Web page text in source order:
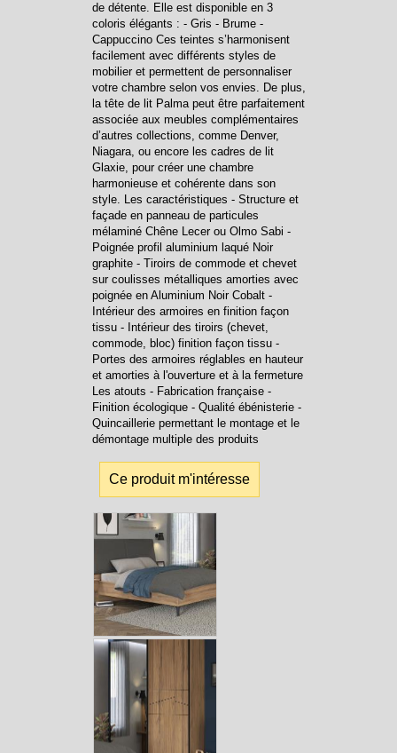
de détente. Elle est disponible en 3
coloris élégants : - Gris - Brume -
Cappuccino Ces teintes s’harmonisent
facilement avec différents styles de
mobilier et permettent de personnaliser
votre chambre selon vos envies. De plus,
la tête de lit Palma peut être parfaitement
associée aux meubles complémentaires
d’autres collections, comme Denver,
Niagara, ou encore les cadres de lit
Glaxie, pour créer une chambre
harmonieuse et cohérente dans son
style. Les caractéristiques - Structure et
façade en panneau de particules
mélaminé Chêne Lecer ou Olmo Sabi -
Poignée profil aluminium laqué Noir
graphite - Tiroirs de commode et chevet
sur coulisses métalliques amorties avec
poignée en Aluminium Noir Cobalt -
Intérieur des armoires en finition façon
tissu - Intérieur des tiroirs (chevet,
commode, bloc) finition façon tissu -
Portes des armoires réglables en hauteur
et amorties à l'ouverture et à la fermeture
Les atouts - Fabrication française -
Finition écologique - Qualité ébénisterie -
Quincaillerie permettant le montage et le
démontage multiple des produits
Ce produit m'intéresse